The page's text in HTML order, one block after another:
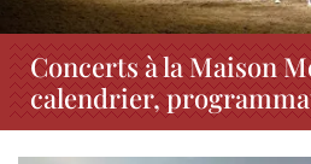
Concerts à la Maison
calendrier,